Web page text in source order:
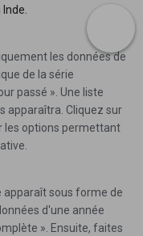
les données de
de la série
passé ». Une liste
apparaîtra. Cliquez sur
les options permettant
apparaît sous forme de
d'une année
». Ensuite, faites